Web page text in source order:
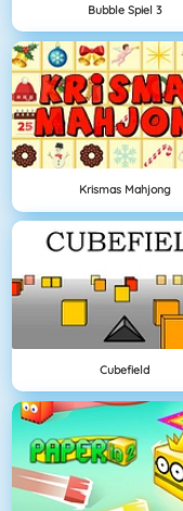
Bubble Spiel 3
Krismas Mahjong
Cubefield